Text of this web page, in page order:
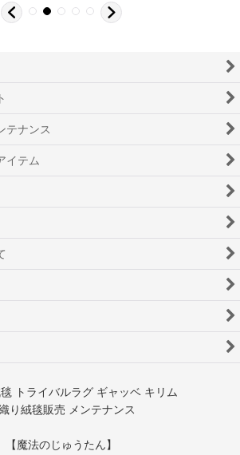
テナンス
イテム
トライバルラグ ギャッベ キリム
り絨毯販売 メンテナンス
【魔法のじゅうたん】